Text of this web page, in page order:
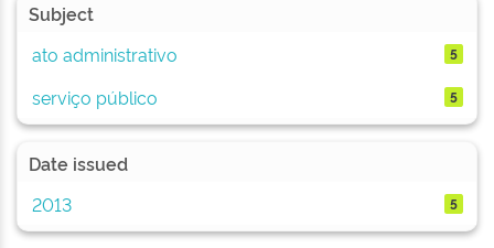
Subject
ato administrativo
5
serviço público 5
Date issued
2013
5